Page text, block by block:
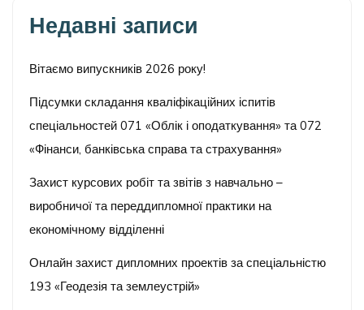
Недавні записи
Вітаємо випускників 2026 року!
Підсумки складання кваліфікаційних іспитів
спеціальностей 071 «Облік і оподаткування» та 072
«Фінанси, банківська справа та страхування»
Захист курсових робіт та звітів з навчально –
виробничої та переддипломної практики на
економічному відділенні
Онлайн захист дипломних проектів за спеціальністю
193 «Геодезія та землеустрій»